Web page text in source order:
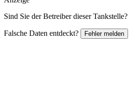
Sind Sie der Betreiber dieser Tankstelle?
Falsche Daten entdeckt? Fehler melden